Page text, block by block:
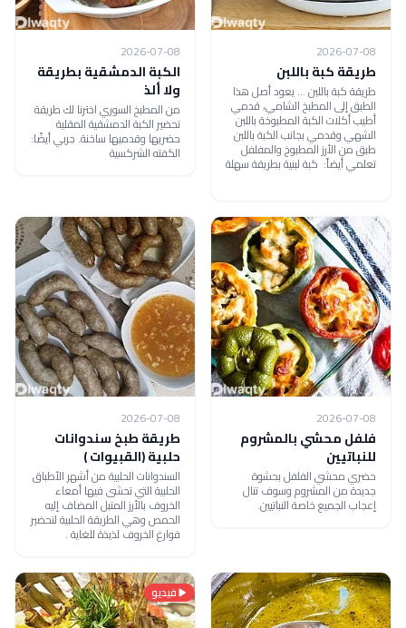
2026-07-08
طريقة كبة باللبن
طريقة كبة باللبن ... يعود أصل هذا
الطبق إلى المطبخ الشامي، قدمي
أطيب أكلات الكبة المطبوخة باللبن
الشهي وقدمي بجانب الكبة باللبن
طبق من الأرز المطبوخ والمفلفل
تعلمي أيضاً: كبة لبنية بطريقة سهلة
2026-07-08
الكبة الدمشقية بطريقة
ولا ألذ
من المطبخ السوري اخترنا لك طريقة
تحضير الكبة الدمشقية المقلية
حضريها وقدميها ساخنة. جربي أيضًا:
الكفته الشركسية
2026-07-08
فلفل محشي بالمشروم
للنباتيين
حضري محشي الفلفل بحشوة
جديدة من المشروم وسوف تنال
إعجاب الجميع خاصة النباتيين.
2026-07-08
طريقة طبخ سندوانات
حلبية (القبيوات )
السندوانات الحلبية من أشهر الأطباق
الحلبية التي تحشى فيها أمعاء
الخروف بالأرز المتبل المضاف إليه
الحمص وهي الطريقة الحلبية لتحضير
فوارغ الخروف لذيذة للغاية .
فيديو